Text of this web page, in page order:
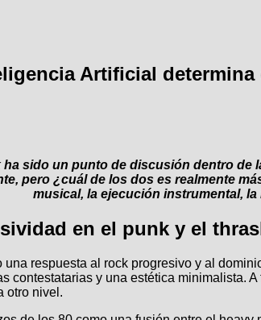
Artificial
sido un punto de discusión dentro
pero ¿cuál de los dos es realmente
musical, la ejecución instrumental,
en el punk y el
respuesta al rock progresivo y al
contestatarias y una estética
otro nivel.